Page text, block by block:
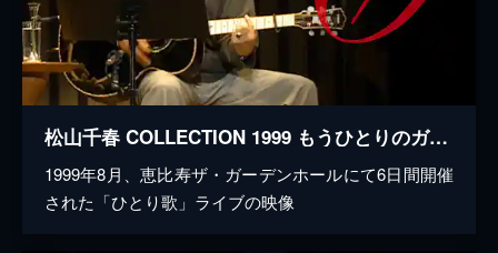
松山千春 COLLECTION 1999 もうひとりのガリレオ
1999年8月、恵比寿ザ・ガーデンホールにて6日間開催
された「ひとり歌」ライブの映像